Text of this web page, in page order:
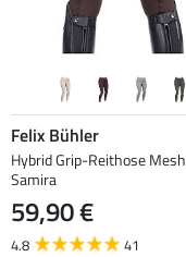
Felix Bühler
Hybrid Grip-Reithose Mesh
Samira
59,90 €
4.8 41